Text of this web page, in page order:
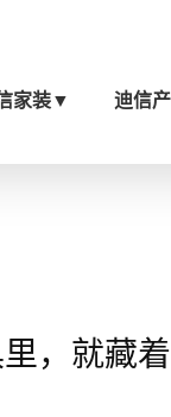
家装▼ 迪信
，就藏